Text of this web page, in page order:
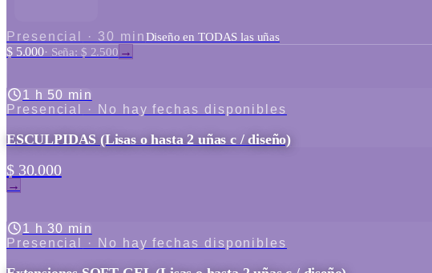
Presencial · 30 minDiseño en TODAS las uñas
$ 5.000· Seña: $ 2.500 →
1 h 50 min
Presencial
· No hay fechas disponibles
ESCULPIDAS (Lisas o hasta 2 uñas c / diseño)
$ 30.000
→
1 h 30 min
Presencial
· No hay fechas disponibles